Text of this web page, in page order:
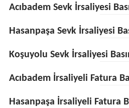
Acıbadem Sevk İrsaliyesi
Hasanpaşa Sevk İrsaliyesi
Koşuyolu Sevk İrsaliyesi
Acıbadem İrsaliyeli Fatura
Hasanpaşa İrsaliyeli Fatura